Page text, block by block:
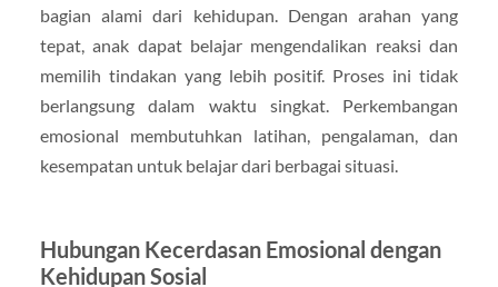
bagian alami dari kehidupan. Dengan arahan yang
tepat, anak dapat belajar mengendalikan reaksi dan
memilih tindakan yang lebih positif. Proses ini tidak
berlangsung dalam waktu singkat. Perkembangan
emosional membutuhkan latihan, pengalaman, dan
kesempatan untuk belajar dari berbagai situasi.
Hubungan Kecerdasan Emosional dengan
Kehidupan Sosial